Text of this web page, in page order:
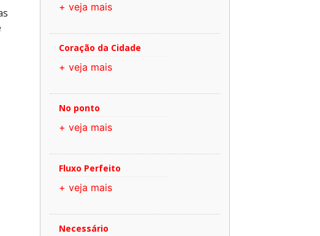
+ veja mais
Coração da Cidade
+ veja mais
No ponto
+ veja mais
Fluxo Perfeito
+ veja mais
Necessário